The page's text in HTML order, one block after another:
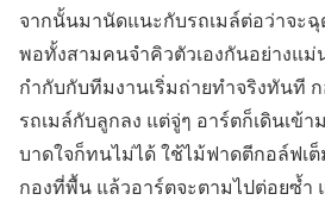
จากนั้นมานัดแนะกับรถเมล์ต่อว่าจะ
พอทั้งสามคนจำคิวตัวเองกันอย่างแ
กำกับกับทีมงานเริ่มถ่ายทำจริงทันที
รถเมล์กับลูกลง แต่จู่ๆ อาร์ตก็เดินเข้
บาดใจก็ทนไม่ได้ ใช้ไม้ฟาดตีกอล์ฟเ
กองที่พื้น แล้วอาร์ตจะตามไปต่อยซ้ำ